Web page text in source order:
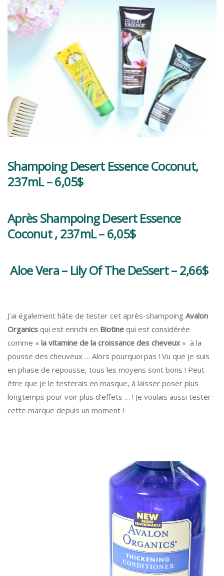
Shampoing Desert Essence Coconut,
237mL – 6,05$
Après Shampoing Desert Essence
Coconut , 237mL – 6,05$
Aloe Vera – Lily Of The DeSsert – 2,66$
J’ai également hâte de tester cet après-shampoing Avalon
Organics qui est enrichi en Biotine qui est considérée
comme « la vitamine de la croissance des cheveux » à la
pousse des cheuveux … Alors pourquoi pas ! Vu que je suis
en phase de repousse, tous les moyens sont bons ! Peut
être que je le testerais en masque, à laisser poser plus
longtemps pour voir plus d’effets … ! Je voulais aussi tester
cette marque depuis un moment !